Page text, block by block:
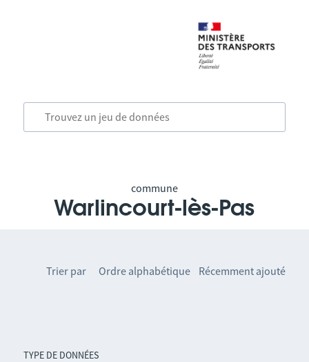
commune
Warlincourt-lès-Pas
TYPE DE DONNÉES
Trier par Ordre alphabétique Récemment ajouté